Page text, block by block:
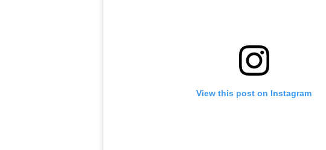
View this post on Instagram